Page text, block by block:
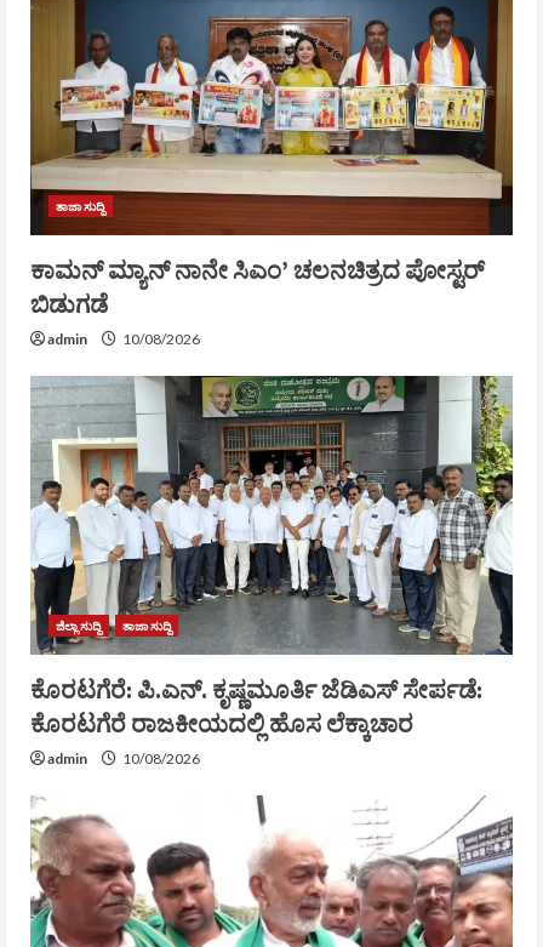
ತಾಜಾ ಸುದ್ದಿ
ಕಾಮನ್ ಮ್ಯಾನ್ ನಾನೇ ಸಿಎಂ’ ಚಲನಚಿತ್ರದ ಪೋಸ್ಟರ್
ಬಿಡುಗಡೆ
admin 10/08/2026
ಜಿಲ್ಲಾ ಸುದ್ದಿ ತಾಜಾ ಸುದ್ದಿ
ಕೊರಟಗೆರೆ: ಪಿ.ಎನ್. ಕೃಷ್ಣಮೂರ್ತಿ ಜೆಡಿಎಸ್ ಸೇರ್ಪಡೆ:
ಕೊರಟಗೆರೆ ರಾಜಕೀಯದಲ್ಲಿ ಹೊಸ ಲೆಕ್ಕಾಚಾರ
admin 10/08/2026